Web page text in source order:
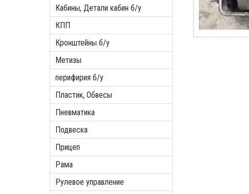
Кабины, Детали кабин б/у
КПП
Кронштейны б/у
Метизы
перифирия б/у
Пластик, Обвесы
Пневматика
Подвеска
Прицеп
Рама
Рулевое управление